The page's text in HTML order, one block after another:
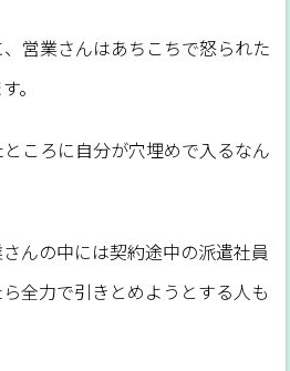
営業さんはあちこちで怒られた
。
ころに自分が穴埋めで入るなん
んの中には契約途中の派遣社員
全力で引きとめようとする人も